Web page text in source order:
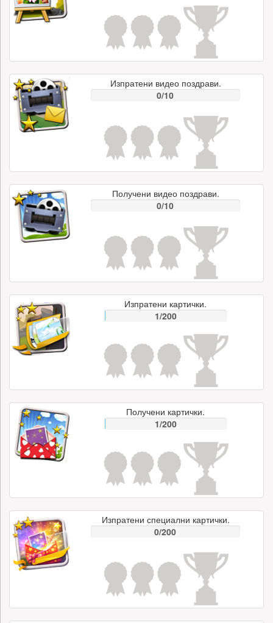
Изпратени видео поздрави.
0/10
Получени видео поздрави.
0/10
Изпратени картички.
1/200
Получени картички.
1/200
Изпратени специални картички.
0/200